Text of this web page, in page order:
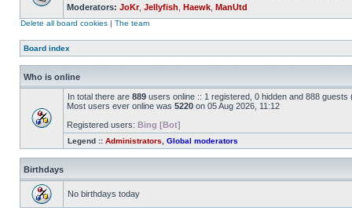
Moderators: JoKr, Jellyfish Haewk ManUtd
Delete all board cookies | The team
Board index
Who is online
In total there are 889 users online :: 1 registered, 0 hidden and 888
Most users ever online was 5220 on 05 Aug 2026, 11:12
Registered users: Bing [Bot]
Legend :: Administrators Global moderators
Birthdays
No birthdays today